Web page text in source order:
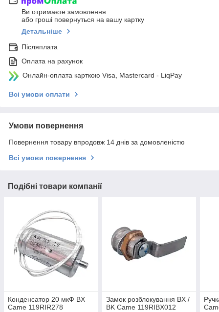
Ви отримаєте замовлення
або гроші повернуться на вашу картку
Детальніше
Післяплата
Оплата на рахунок
Онлайн-оплата карткою Visa, Mastercard - LiqPay
Всі умови оплати
Умови повернення
Повернення товару впродовж 14 днів за домовленістю
Всі умови повернення
Подібні товари компанії
Конденсатор 20 мкФ BX
Came 119RIR278
Замок розблокування BX /
BK Came 119RIBX012